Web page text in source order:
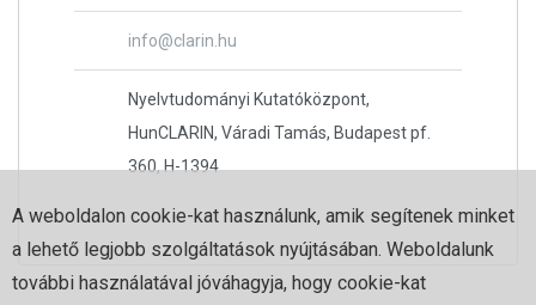
info@clarin.hu
Nyelvtudományi Kutatóközpont,
HunCLARIN, Váradi Tamás, Budapest pf.
360, H-1394
A weboldalon cookie-kat használunk, amik segítenek minket
a lehető legjobb szolgáltatások nyújtásában. Weboldalunk
további használatával jóváhagyja, hogy cookie-kat